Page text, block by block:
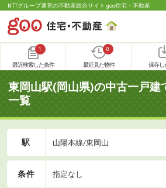
NTTグループ運営の不動産総合サイト goo住宅・不動産
1
最近検索した条件
0
最近見た物件 保存し
東岡山駅(岡山県)の中古一戸建
一覧
駅 山陽本線/東岡山
条件 指定なし